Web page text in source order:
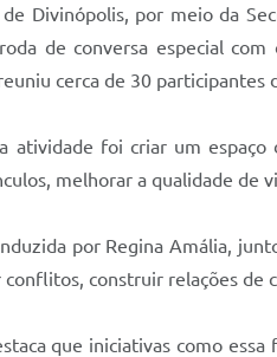
Divinópolis, por meio da
de conversa especial
cerca de 30 participantes
atividade foi criar um espaço
melhorar a qualidade de
por Regina Amália,
conflitos, construir relações de
que iniciativas como